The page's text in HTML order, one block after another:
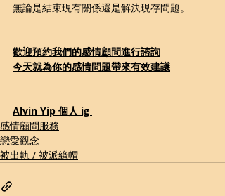
無論是結束現有關係還是解決現存問題。
歡迎預約我們的感情顧問進行諮詢
今天就為你的感情問題帶來有效建議
Alvin Yip 個人 ig
感情顧問服務
戀愛觀念
被出軌 / 被派綠帽